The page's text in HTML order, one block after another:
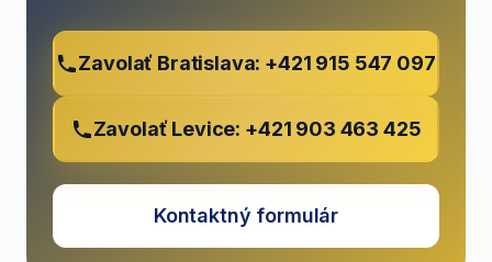
krátkou rekonvalescenciou
Bez hormónov- neovplyvňuje hormónálnu
Zavolať Bratislava: +421 915 547 097
Zavolať Levice: +421 903 463 425
Kontaktný formulár